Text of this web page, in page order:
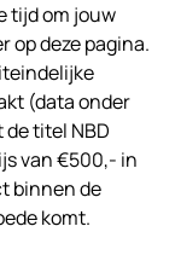
tijd om jouw
op deze pagina.
(data onder
titel NBD
van €500,- in
binnen de
komt.